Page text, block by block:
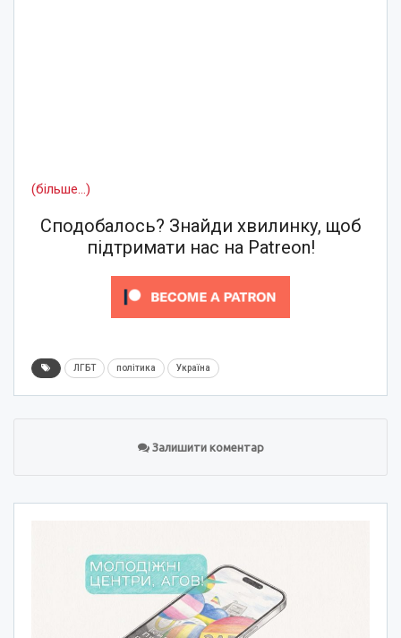
(більше…)
Сподобалось? Знайди хвилинку, щоб
підтримати нас на Patreon!
ЛГБТ політика Україна
Залишити коментар